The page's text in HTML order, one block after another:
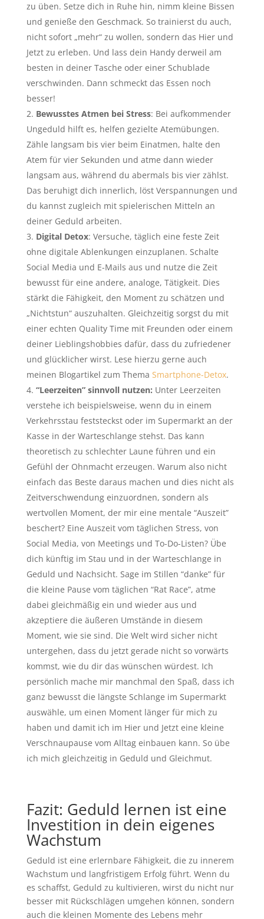
zu üben. Setze dich in Ruhe hin, nimm kleine Bissen
und genieße den Geschmack. So trainierst du auch,
nicht sofort „mehr“ zu wollen, sondern das Hier und
Jetzt zu erleben. Und lass dein Handy derweil am
besten in deiner Tasche oder einer Schublade
verschwinden. Dann schmeckt das Essen noch
besser!
Bewusstes Atmen bei Stress: Bei aufkommender
Ungeduld hilft es, helfen gezielte Atemübungen.
Zähle langsam bis vier beim Einatmen, halte den
Atem für vier Sekunden und atme dann wieder
langsam aus, während du abermals bis vier zählst.
Das beruhigt dich innerlich, löst Verspannungen und
du kannst zugleich mit spielerischen Mitteln an
deiner Geduld arbeiten.
Digital Detox: Versuche, täglich eine feste Zeit
ohne digitale Ablenkungen einzuplanen. Schalte
Social Media und E-Mails aus und nutze die Zeit
bewusst für eine andere, analoge, Tätigkeit. Dies
stärkt die Fähigkeit, den Moment zu schätzen und
„Nichtstun“ auszuhalten. Gleichzeitig sorgst du mit
einer echten Quality Time mit Freunden oder einem
deiner Lieblingshobbies dafür, dass du zufriedener
und glücklicher wirst. Lese hierzu gerne auch
meinen Blogartikel zum Thema Smartphone-Detox.
“Leerzeiten” sinnvoll nutzen: Unter Leerzeiten
verstehe ich beispielsweise, wenn du in einem
Verkehrsstau feststeckst oder im Supermarkt an der
Kasse in der Warteschlange stehst. Das kann
theoretisch zu schlechter Laune führen und ein
Gefühl der Ohnmacht erzeugen. Warum also nicht
einfach das Beste daraus machen und dies nicht als
Zeitverschwendung einzuordnen, sondern als
wertvollen Moment, der mir eine mentale “Auszeit”
beschert? Eine Auszeit vom täglichen Stress, von
Social Media, von Meetings und To-Do-Listen? Übe
dich künftig im Stau und in der Warteschlange in
Geduld und Nachsicht. Sage im Stillen “danke” für
die kleine Pause vom täglichen “Rat Race”, atme
dabei gleichmäßig ein und wieder aus und
akzeptiere die äußeren Umstände in diesem
Moment, wie sie sind. Die Welt wird sicher nicht
untergehen, dass du jetzt gerade nicht so vorwärts
kommst, wie du dir das wünschen würdest. Ich
persönlich mache mir manchmal den Spaß, dass ich
ganz bewusst die längste Schlange im Supermarkt
auswähle, um einen Moment länger für mich zu
haben und damit ich im Hier und Jetzt eine kleine
Verschnaupause vom Alltag einbauen kann. So übe
ich mich gleichzeitig in Geduld und Gleichmut.
Fazit: Geduld lernen ist eine
Investition in dein eigenes
Wachstum
Geduld ist eine erlernbare Fähigkeit, die zu innerem
Wachstum und langfristigem Erfolg führt. Wenn du
es schaffst, Geduld zu kultivieren, wirst du nicht nur
besser mit Rückschlägen umgehen können, sondern
auch die kleinen Momente des Lebens mehr